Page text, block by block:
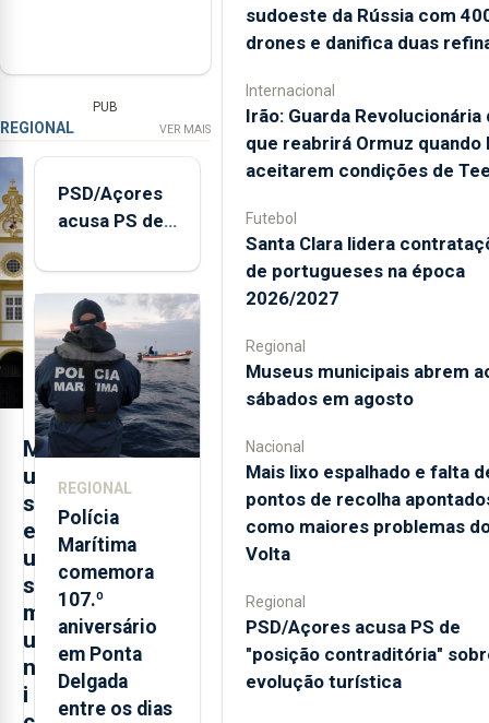
PUB
REGIONAL VER MAIS
M
u
s
e
u
s
m
u
n
i
PSD/Açores
acusa PS de
contraditória"
sobre
evolução
turística
REGIONAL
Polícia
Marítima
comemora
107.º
aniversário
em Ponta
Delgada
entre os dias
sudoeste da Rússia com
drones e danifica duas
Internacional
Irão: Guarda Revolucionária
que reabrirá Ormuz quando
aceitarem condições de
Futebol
Santa Clara lidera
de portugueses na época
2026/2027
Regional
Museus municipais abrem
sábados em agosto
Nacional
Mais lixo espalhado e falta
pontos de recolha
como maiores problemas
Volta
Regional
PSD/Açores acusa PS de
"posição contraditória"
evolução turística